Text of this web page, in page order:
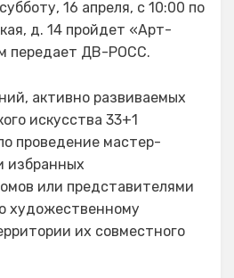
16 апреля, с 10:00 по
д. 14 пройдет «Арт-
передает ДВ-РОСС.
активно развиваемых
искусства 33+1
проведение мастер-
избранных
или представителями
художественному
их совместного